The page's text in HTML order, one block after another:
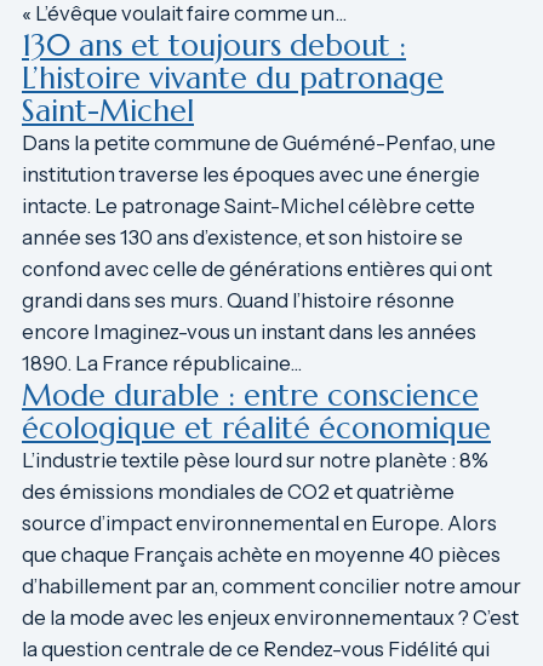
« L’évêque voulait faire comme un…
130 ans et toujours debout :
L’histoire vivante du patronage
Saint-Michel
Dans la petite commune de Guéméné-Penfao, une
institution traverse les époques avec une énergie
intacte. Le patronage Saint-Michel célèbre cette
année ses 130 ans d’existence, et son histoire se
confond avec celle de générations entières qui ont
grandi dans ses murs. Quand l’histoire résonne
encore Imaginez-vous un instant dans les années
1890. La France républicaine…
Mode durable : entre conscience
écologique et réalité économique
L’industrie textile pèse lourd sur notre planète : 8%
des émissions mondiales de CO2 et quatrième
source d’impact environnemental en Europe. Alors
que chaque Français achète en moyenne 40 pièces
d’habillement par an, comment concilier notre amour
de la mode avec les enjeux environnementaux ? C’est
la question centrale de ce Rendez-vous Fidélité qui